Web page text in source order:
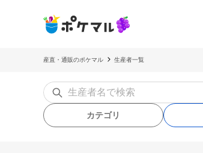
産直・通販のポケマル 生産者一覧
カテゴリ